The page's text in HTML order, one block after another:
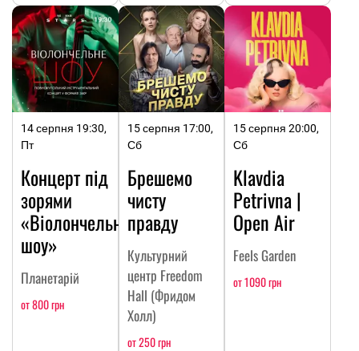
14 серпня 19:30,
Пт
Концерт під
зорями
«Віолончельне
шоу»
Планетарій
от 800 грн
15 серпня 17:00,
Сб
Брешемо
чисту
правду
Культурний
центр Freedom
Hall (Фридом
Холл)
от 250 грн
15 серпня 20:00,
Сб
Klavdia
Petrivna |
Open Air
Feels Garden
от 1090 грн